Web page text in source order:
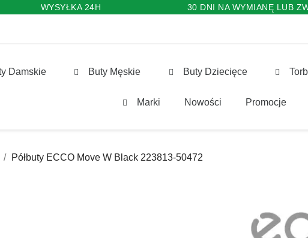
WYSYŁKA 24H 30 DNI NA WYMIANĘ LUB
Damskie Buty Męskie Buty Dziecięce
Marki Nowości Promocje
Półbuty ECCO Move W Black 223813-50472